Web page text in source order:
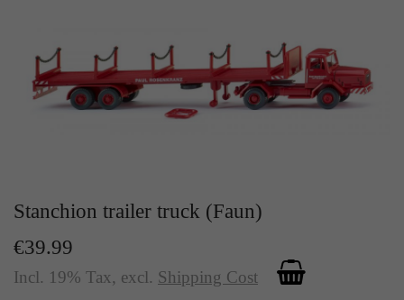
Stanchion trailer truck (Faun)
€39.99
Incl. 19% Tax, excl. Shipping Cost